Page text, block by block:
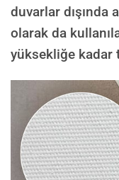
duvarlar dışında
olarak da
yüksekliğe kadar